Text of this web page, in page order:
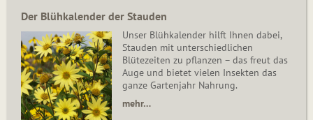
Der Blühkalender der Stauden
Unser Blühkalender hilft Ihnen dabei,
Stauden mit unterschiedlichen
Blütezeiten zu pflanzen – das freut das
Auge und bietet vielen Insekten das
ganze Gartenjahr Nahrung.
mehr…